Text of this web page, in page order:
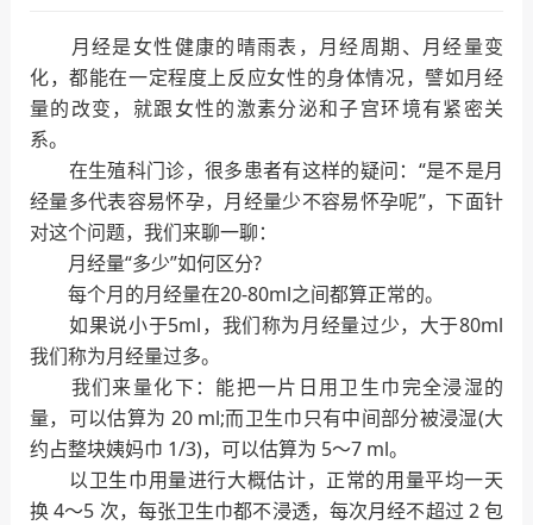
月经是女性健康的晴雨表，月经周期、月经量变
化，都能在一定程度上反应女性的身体情况，譬如月经
量的改变，就跟女性的激素分泌和子宫环境有紧密关
系。
在生殖科门诊，很多患者有这样的疑问：“是不是月
经量多代表容易怀孕，月经量少不容易怀孕呢”，下面针
对这个问题，我们来聊一聊：
月经量“多少”如何区分?
每个月的月经量在20-80ml之间都算正常的。
如果说小于5ml，我们称为月经量过少，大于80ml
我们称为月经量过多。
我们来量化下：能把一片日用卫生巾完全浸湿的
量，可以估算为 20 ml;而卫生巾只有中间部分被浸湿(大
约占整块姨妈巾 1/3)，可以估算为 5～7 ml。
以卫生巾用量进行大概估计，正常的用量平均一天
换 4～5 次，每张卫生巾都不浸透，每次月经不超过 2 包